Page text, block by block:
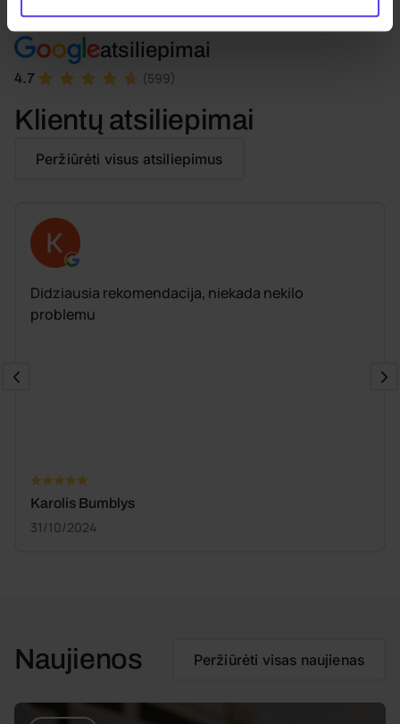
atsiliepimai
4.7 (599)
Klientų atsiliepimai
Peržiūrėti visus atsiliepimus
Didziausia rekomendacija, niekada nekilo
problemu
Karolis Bumblys
31/10/2024
Naujienos Peržiūrėti visas naujienas